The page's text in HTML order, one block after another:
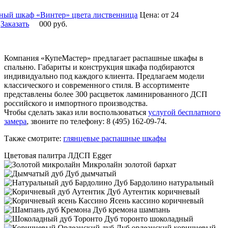
шкаф «Винтер» цвета лиственница Цена: от 24
000руб.
Заказать
Компания «КупеМастер» предлагает распашные шкафы в
спальню. Габариты и конструкция шкафа подбираются
индивидуально под каждого клиента. Предлагаем модели
классического и современного стиля. В ассортименте
представлены более 300 расцветок ламинированного ДСП
российского и импортного производства.
Чтобы сделать заказ или воспользоваться услугой бесплатного
замера, звоните по телефону: 8 (495) 162-09-74.
Также смотрите: глянцевые распашные шкафы
Цветовая палитра ЛДСП Egger
Микролайн золотой бархат
Дуб дымчатый
Дуб Бардолино натуральный
Дуб Аутентик коричневый
Ясень кассино коричневый
Дуб кремона шампань
Дуб торонто шоколадный